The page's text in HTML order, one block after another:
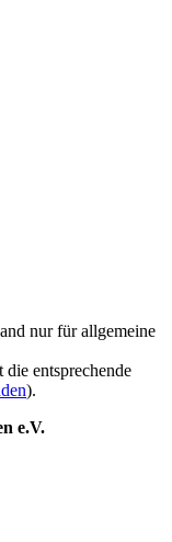
nur für allgemeine
entsprechende
).
e.V.